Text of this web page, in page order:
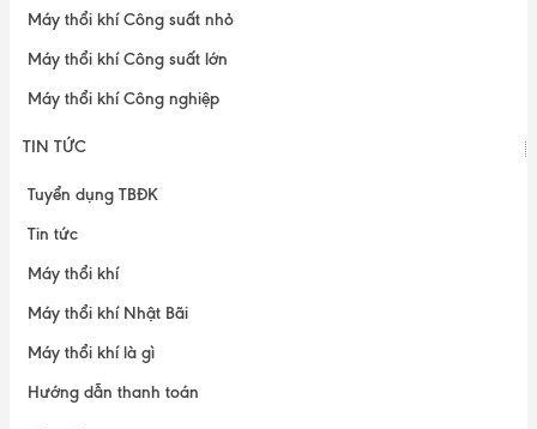
Máy thổi khí Công suất nhỏ
Máy thổi khí Công suất lớn
Máy thổi khí Công nghiệp
TIN TỨC
Tuyển dụng TBĐK
Tin tức
Máy thổi khí
Máy thổi khí Nhật Bãi
Máy thổi khí là gì
Hướng dẫn thanh toán